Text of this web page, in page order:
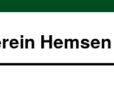
Hemsen